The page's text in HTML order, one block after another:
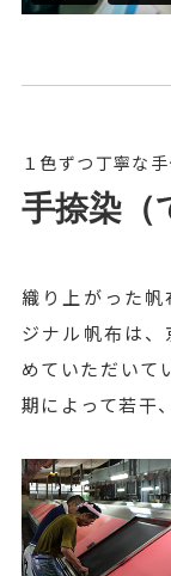
１色ずつ丁寧な
手捺染（
織り上がった
ジナル帆布は
めていただいて
期によって若干